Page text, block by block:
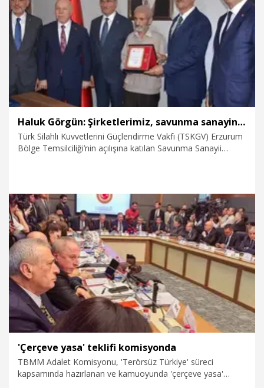
7.08.2026 Politika
Haluk Görgün: Şirketlerimiz, savunma sanayinde 185 ülkeye 10 milyar dolar ihracatla 2025'i tamamladı
Türk Silahlı Kuvvetlerini Güçlendirme Vakfı (TSKGV) Erzurum
Bölge Temsilciliği’nin açılışına katılan Savunma Sanayii
faaliyet gösteren şirketlerimiz 2025 yılını tamamladılar.
Birkaç gün önce ilk 6 aylık rakamları kamuoyuyla paylaştık.
Geçen seneye göre yıllıklandırmada yüzde 40'lara varan
ihracatta büyüme rakamlarını paylaşmış olduk" dedi.
7.08.2026 Politika
'Çerçeve yasa' teklifi komisyonda
TBMM Adalet Komisyonu, 'Terörsüz Türkiye' süreci
kapsamında hazırlanan ve kamuoyunda 'çerçeve yasa'